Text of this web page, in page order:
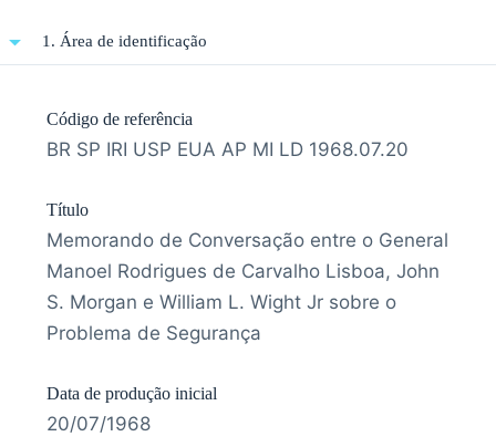
1. Área de identificação
Código de referência
BR SP IRI USP EUA AP MI LD 1968.07.20
Título
Memorando de Conversação entre o General
Manoel Rodrigues de Carvalho Lisboa, John
S. Morgan e William L. Wight Jr sobre o
Problema de Segurança
Data de produção inicial
20/07/1968